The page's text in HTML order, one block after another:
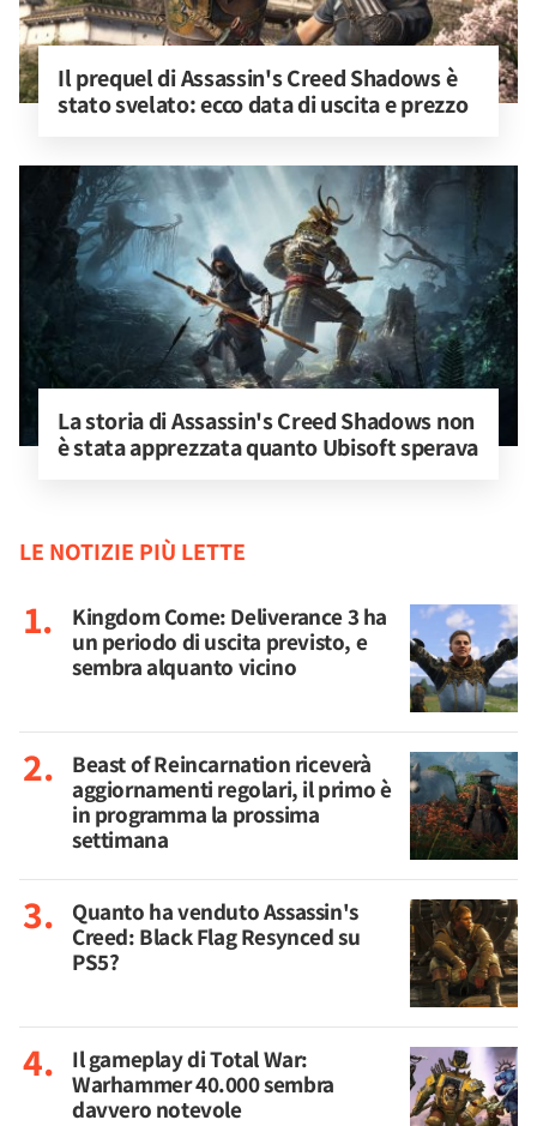
Il prequel di Assassin's Creed Shadows è
stato svelato: ecco data di uscita e prezzo
La storia di Assassin's Creed Shadows non
è stata apprezzata quanto Ubisoft sperava
LE NOTIZIE PIÙ LETTE
Kingdom Come: Deliverance 3 ha
un periodo di uscita previsto, e
sembra alquanto vicino
Beast of Reincarnation riceverà
aggiornamenti regolari, il primo è
in programma la prossima
settimana
Quanto ha venduto Assassin's
Creed: Black Flag Resynced su
PS5?
Il gameplay di Total War:
Warhammer 40.000 sembra
davvero notevole